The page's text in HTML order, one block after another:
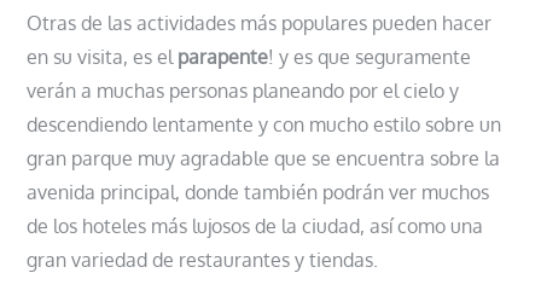
Otras de las actividades más populares pueden hacer
en su visita, es el parapente! y es que seguramente
verán a muchas personas planeando por el cielo y
descendiendo lentamente y con mucho estilo sobre un
gran parque muy agradable que se encuentra sobre la
avenida principal, donde también podrán ver muchos
de los hoteles más lujosos de la ciudad, así como una
gran variedad de restaurantes y tiendas.